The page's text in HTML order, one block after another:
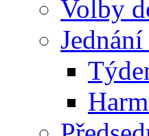
Volby
Jednání